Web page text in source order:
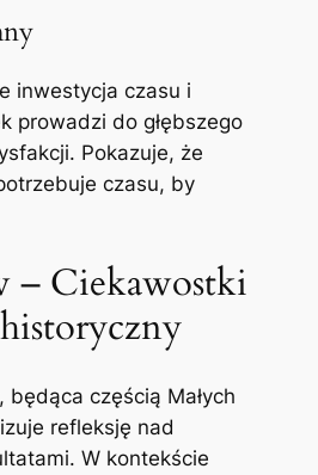
inwestycja czasu i
prowadzi do głębszego
Pokazuje, że
czasu, by
– Ciekawostki
będąca częścią Małych
refleksję nad
W kontekście